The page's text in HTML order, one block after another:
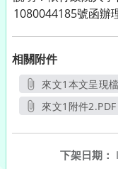
1080044185號函辦
相關附件
來文1本文呈現
另開新
來文1附件2.PDF
下架日期：